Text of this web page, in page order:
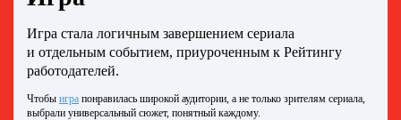
Игра стала логичным завершением сериала
и отдельным событием, приуроченным к Рейтингу
работодателей.
Чтобы игра понравилась широкой аудитории, а не только зрителям сериала,
выбрали универсальный сюжет, понятный каждому.